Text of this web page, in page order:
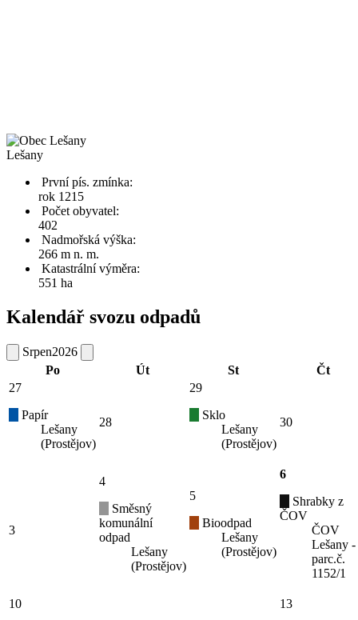
Lešany
První pís. zmínka:
rok 1215
Počet obyvatel:
402
Nadmořská výška:
266 m n. m.
Katastrální výměra:
551 ha
Kalendář svozu odpadů
Srpen2026
Po
Út St
Čt
27
Papír
Lešany
(Prostějov)
28
29
Sklo
Lešany
(Prostějov)
30
3
4
Směsný
komunální
odpad
Lešany
(Prostějov)
5
Bioodpad
Lešany
(Prostějov)
6
Shrabky z
ČOV
ČOV
Lešany -
parc.č.
1152/1
10
13